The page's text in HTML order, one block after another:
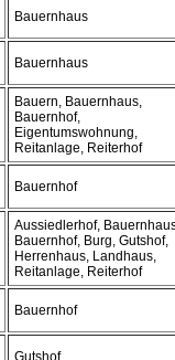
Bauernhaus
Bauernhaus
Bauern, Bauernhaus,
Bauernhof,
Eigentumswohnung,
Reitanlage, Reiterhof
Bauernhof
Aussiedlerhof,
Bauernhof, Burg, Gutshof,
Herrenhaus, Landhaus,
Reitanlage, Reiterhof
Bauernhof
Gutshof